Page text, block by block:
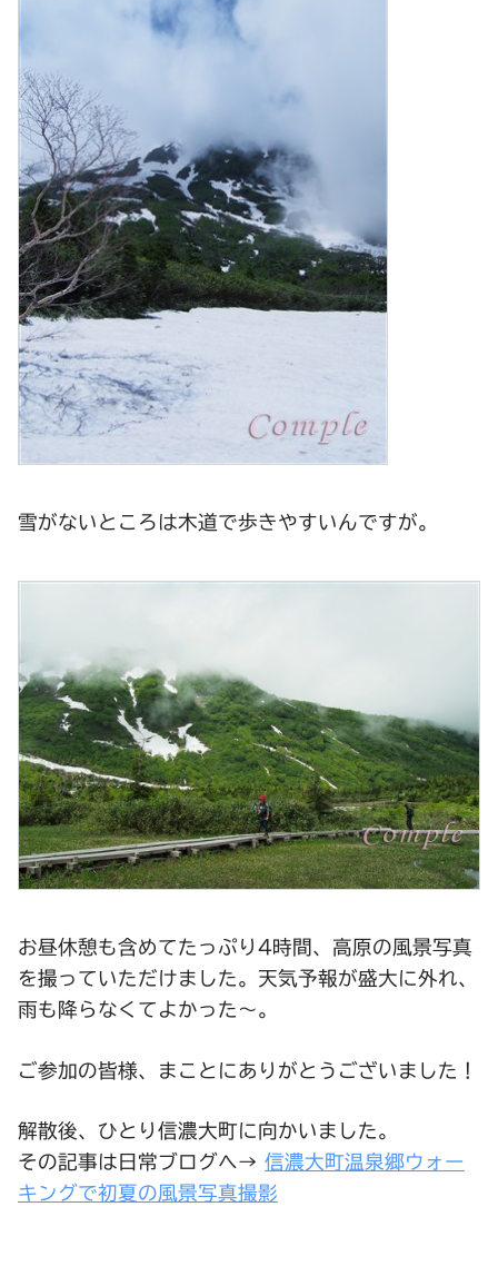
雪がないところは木道で歩きやすいんですが。
お昼休憩も含めてたっぷり4時間、高原の風景写真
を撮っていただけました。天気予報が盛大に外れ、
雨も降らなくてよかった～。
ご参加の皆様、まことにありがとうございました！
解散後、ひとり信濃大町に向かいました。
その記事は日常ブログへ→ 信濃大町温泉郷ウォー
キングで初夏の風景写真撮影